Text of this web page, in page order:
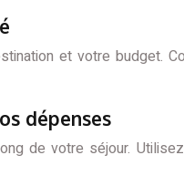
et votre
dépenses
de votre séjour.